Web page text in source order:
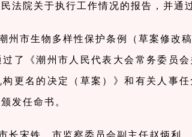
法院关于执行工作情况的报告，并通
州市生物多样性保护条例（草案修改
了《潮州市人民代表大会常务委员
更名的决定（草案）》和有关人事
发任命书。
长宋铁，市监察委员会副主任赵炳利